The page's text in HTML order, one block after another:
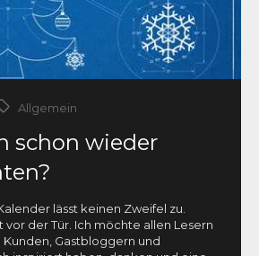
Allgemein
schon wieder
lässt keinen Zweifel zu.
der Tür. Ich möchte allen Lesern
Gastbloggern und